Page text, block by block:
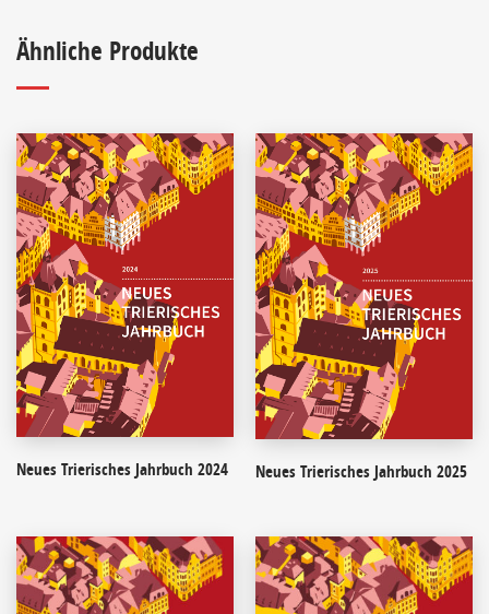
Ähnliche Produkte
Neues Trierisches Jahrbuch 2024 Neues Trierisches Jahrbuch 2025